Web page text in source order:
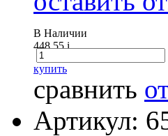
В Наличии
448.55i
купить
сравнить
Артикул: